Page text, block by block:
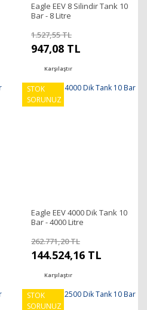
Eagle EEV 8 Silindir Tank 10
Bar - 8 Litre
1.527,55 TL
947,08 TL
Karşılaştır
STOK
SORUNUZ
Eagle EEV 4000 Dik Tank 10
Bar - 4000 Litre
262.771,20 TL
144.524,16 TL
Karşılaştır
STOK
SORUNUZ